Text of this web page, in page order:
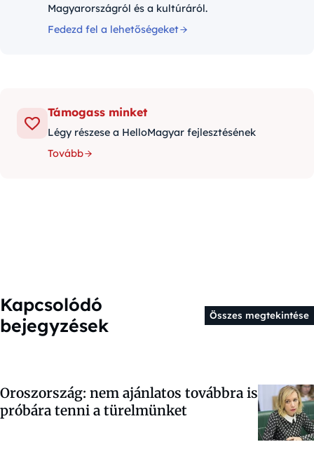
Magyarországról és a kultúráról.
Fedezd fel a lehetőségeket
Támogass minket
Légy részese a HelloMagyar fejlesztésének
Tovább
Kapcsolódó
bejegyzések
Összes megtekintése
Oroszország: nem ajánlatos továbbra is
próbára tenni a türelmünket